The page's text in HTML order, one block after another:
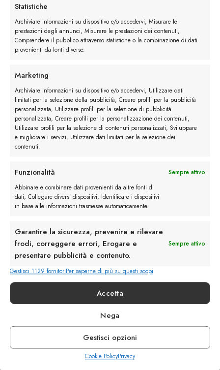
Statistiche
Archiviare informazioni su dispositivo e/o accedervi, Misurare le
prestazioni degli annunci, Misurare le prestazioni dei contenuti,
Comprendere il pubblico attraverso statistiche o la combinazione di dati
provenienti da fonti diverse.
Marketing
Archiviare informazioni su dispositivo e/o accedervi, Utilizzare dati
limitati per la selezione della pubblicità, Creare profili per la pubblicità
personalizzata, Utilizzare profili per la selezione di pubblicità
personalizzata, Creare profili per la personalizzazione dei contenuti,
Utilizzare profili per la selezione di contenuti personalizzati, Sviluppare
e migliorare i servizi, Utilizzare dati limitati per la selezione dei
contenuti.
Funzionalità
Sempre attivo
Abbinare e combinare dati provenienti da altre fonti di
dati, Collegare diversi dispositivi, Identificare i dispositivi
in base alle informazioni trasmesse automaticamente.
Garantire la sicurezza, prevenire e rilevare
frodi, correggere errori, Erogare e
presentare pubblicità e contenuto.
Sempre attivo
Gestisci 1129 fornitoriPer saperne di più su questi scopi
Accetta
Nega
Gestisci opzioni
Cookie PolicyPrivacy
Precedente
Successivo→
Lascia un commento
Devi essere
Servizio Clienti
info@calzaturebelfiore.com
MI 20145 • Milano
Via Belfiore 9
Termini e Condizioni
Resi e Rimborsi
Spedizioni
Privacy